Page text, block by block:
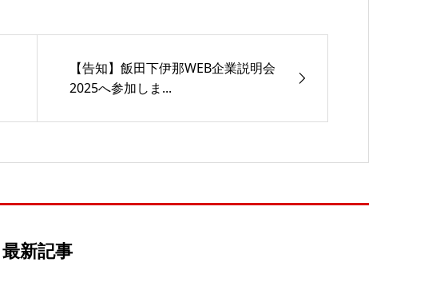
【告知】飯田下伊那WEB企業説明会
2025へ参加しま...
最新記事